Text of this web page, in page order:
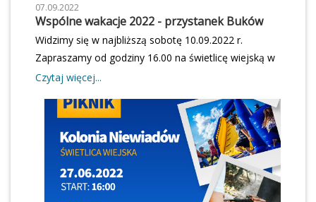
07.09.2022
Wspólne wakacje 2022 - przystanek Buków
Widzimy się w najbliższą sobotę 10.09.2022 r.
Zapraszamy od godziny 16.00 na świetlicę wiejską w
Bukowie.Gwarantujemy dobrą zabawę i mnóstwo
Czytaj więcej...